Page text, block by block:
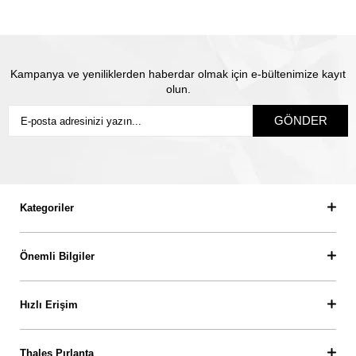
Kampanya ve yeniliklerden haberdar olmak için e-bültenimize kayıt
olun.
GÖNDER
Kategoriler
Önemli Bilgiler
Hızlı Erişim
Thales Pırlanta